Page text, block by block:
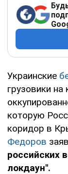
Украинские
грузовики
которую
коридор в
Федоров
российских
локдаун".